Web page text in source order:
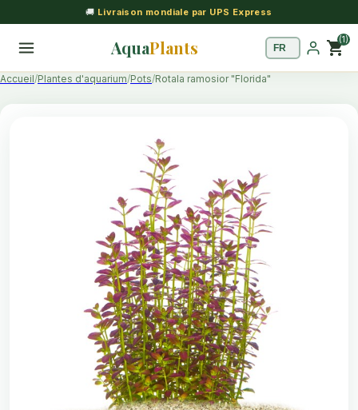
🚚 Livraison mondiale par UPS Express
AquaPlants shopping_cart(1)
Accueil Plantes d'aquarium Pots Rotala ramosior "Florida"